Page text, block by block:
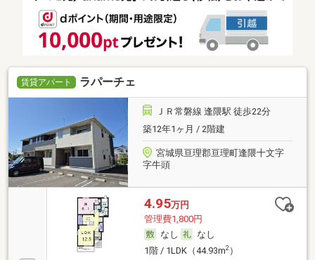
賃貸アパート ラパーチェ
ＪＲ常磐線 逢隈駅 徒歩22分
築12年1ヶ月 / 2階建
宮城県亘理郡亘理町逢隈十文字
字牛頭
4.95万円
管理費1,800円
なし
なし
1階 / 1LDK（44.93m2）